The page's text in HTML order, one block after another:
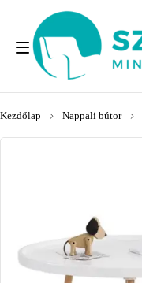
Kezdőlap Nappali bútor